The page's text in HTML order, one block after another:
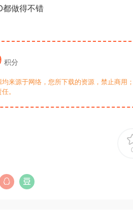
都做得不错
积分
来源于网络，您所下载的资源，禁止商用
。